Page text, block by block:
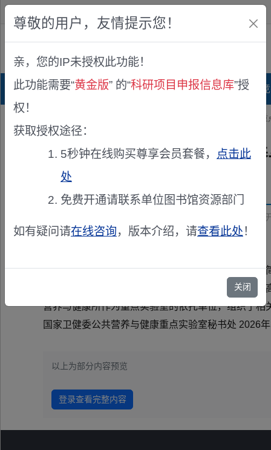
公众版
首页 科研项目库 项目指南库 奖项
> 2026年度国家卫健委公共营养与健康
2026年度国家卫健委公共营
发布机构：
2026年度国家卫健委公共营养与健康重点实验室
国家卫健委公共营养与健康重点实验室（以
我国营养与健康研究和原始创新，使重点实验室成
营养与健康所作为重点实验室的依托单位，组织了
国家卫健委公共营养与健康重点实验室秘书处 2026
以上为部分内容预览
登录查看完整内容
尊敬的用户，友情提示您！
亲，您的IP未授权此功能！
此功能需要“黄金版” 的“科研项目申报信息库”授
权！
获取授权途径：
5秒钟在线购买尊享会员套餐， 点击此
处
免费开通请联系单位图书馆资源部门
如有疑问请在线咨询，版本介绍，请查看此处！
关闭